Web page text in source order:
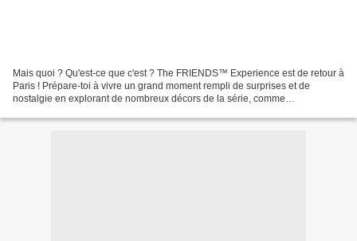
Mais quoi ? Qu'est-ce que c'est ? The FRIENDS™ Experience est de retour à
Paris ! Prépare-toi à vivre un grand moment rempli de surprises et de
nostalgie en explorant de nombreux décors de la série, comme